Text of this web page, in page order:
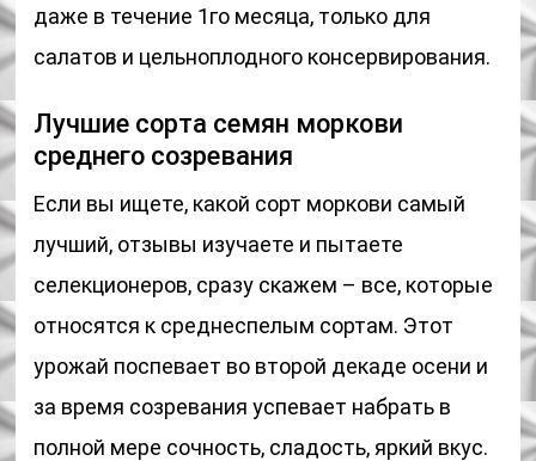
даже в течение 1го месяца, только для
салатов и цельноплодного консервирования.
Лучшие сорта семян моркови
среднего созревания
Если вы ищете, какой сорт моркови самый
лучший, отзывы изучаете и пытаете
селекционеров, сразу скажем – все, которые
относятся к среднеспелым сортам. Этот
урожай поспевает во второй декаде осени и
за время созревания успевает набрать в
полной мере сочность, сладость, яркий вкус.